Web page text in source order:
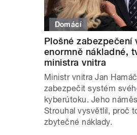
Domácí
Plošné zabezpečení
enormně nákladné,
ministra vnitra
Ministr vnitra Jan
zabezpečit systém
kyberútoku. Jeho
Strouhal vysvětlil, proč
zbytečné náklady.